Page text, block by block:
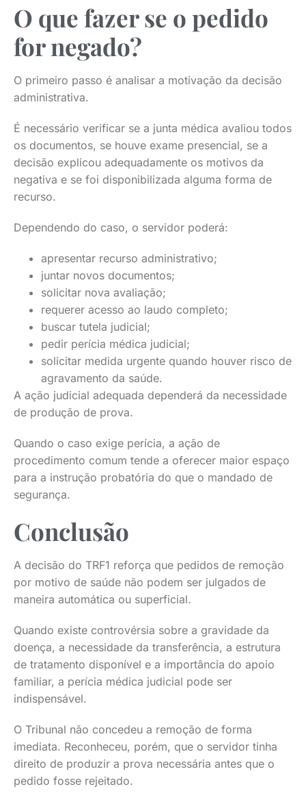
O que fazer se o pedido
for negado?
O primeiro passo é analisar a motivação da decisão
administrativa.
É necessário verificar se a junta médica avaliou todos
os documentos, se houve exame presencial, se a
decisão explicou adequadamente os motivos da
negativa e se foi disponibilizada alguma forma de
recurso.
Dependendo do caso, o servidor poderá:
apresentar recurso administrativo;
juntar novos documentos;
solicitar nova avaliação;
requerer acesso ao laudo completo;
buscar tutela judicial;
pedir perícia médica judicial;
solicitar medida urgente quando houver risco de
agravamento da saúde.
A ação judicial adequada dependerá da necessidade
de produção de prova.
Quando o caso exige perícia, a ação de
procedimento comum tende a oferecer maior espaço
para a instrução probatória do que o mandado de
segurança.
Conclusão
A decisão do TRF1 reforça que pedidos de remoção
por motivo de saúde não podem ser julgados de
maneira automática ou superficial.
Quando existe controvérsia sobre a gravidade da
doença, a necessidade da transferência, a estrutura
de tratamento disponível e a importância do apoio
familiar, a perícia médica judicial pode ser
indispensável.
O Tribunal não concedeu a remoção de forma
imediata. Reconheceu, porém, que o servidor tinha
direito de produzir a prova necessária antes que o
pedido fosse rejeitado.